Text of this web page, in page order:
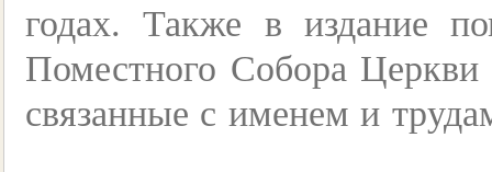
годах. Также в издание
Поместного Собора Церкви
связанные с именем и